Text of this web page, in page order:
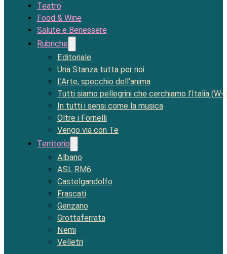
Teatro
Food & Wine
Salute e Benessere
Rubriche
Editoriale
Una Stanza tutta per noi
L’Arte, specchio dell’anima
Tutti siamo pellegrini che cerchiamo l’Italia (W-
In tutti i sensi come la musica
Oltre i Fornelli
Vengo via con Te
Territorio
Albano
ASL RM6
Castelgandolfo
Frascati
Genzano
Grottaferrata
Nemi
Velletri